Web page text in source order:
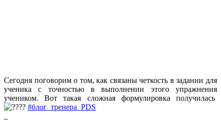
Сегодня поговорим о том, как связаны четкость в задании для
ученика с точностью в выполнении этого упражнения
учеником. Вот такая сложная формулировка получилась
#блог_тренера_PDS